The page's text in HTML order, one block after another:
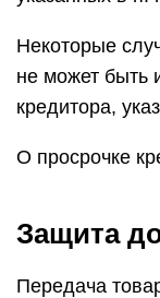
Некоторые
не может быть
кредитора,
О просрочке
Защита
Передача